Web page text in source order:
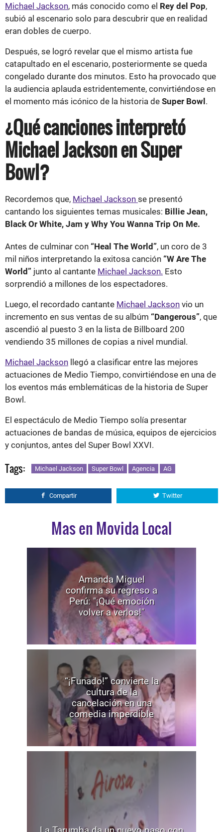
Michael Jackson, más conocido como el Rey del Pop,
subió al escenario solo para descubrir que en realidad
eran dobles de cuerpo.
Después, se logró revelar que el mismo artista fue
catapultado en el escenario, posteriormente se queda
congelado durante dos minutos. Esto ha provocado que
la audiencia aplauda estridentemente, convirtiéndose en
el momento más icónico de la historia de Super Bowl.
¿Qué canciones interpretó
Michael Jackson en Super
Bowl?
Recordemos que, Michael Jackson se presentó
cantando los siguientes temas musicales: Billie Jean,
Black Or White, Jam y Why You Wanna Trip On Me.
Antes de culminar con “Heal The World”, un coro de 3
mil niños interpretando la exitosa canción “W Are The
World” junto al cantante Michael Jackson. Esto
sorprendió a millones de los espectadores.
Luego, el recordado cantante Michael Jackson vio un
incremento en sus ventas de su albúm “Dangerous”, que
ascendió al puesto 3 en la lista de Billboard 200
vendiendo 35 millones de copias a nivel mundial.
Michael Jackson llegó a clasificar entre las mejores
actuaciones de Medio Tiempo, convirtiéndose en una de
los eventos más emblemáticas de la historia de Super
Bowl.
El espectáculo de Medio Tiempo solía presentar
actuaciones de bandas de música, equipos de ejercicios
y conjuntos, antes del Super Bowl XXVI.
Tags: Michael Jackson Super Bowl Agencia AG
Compartir Twitter
Mas en Movida Local
Amanda Miguel
confirma su regreso a
Perú: "¡Qué emoción
volver a verlos!"
“¡Funado!” convierte la
cultura de la
cancelación en una
comedia imperdible